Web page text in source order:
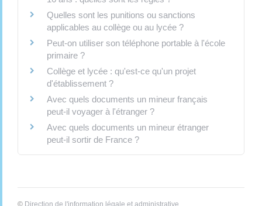
Quelles sont les punitions ou sanctions
applicables au collège ou au lycée ?
Peut-on utiliser son téléphone portable à l'école
primaire ?
Collège et lycée : qu'est-ce qu'un projet
d'établissement ?
Avec quels documents un mineur français
peut-il voyager à l'étranger ?
Avec quels documents un mineur étranger
peut-il sortir de France ?
© Direction de l'information légale et administrative